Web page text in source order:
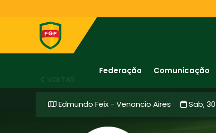
Federação Comunicação
VOLTAR
Edmundo Feix - Venancio Aires Sab,